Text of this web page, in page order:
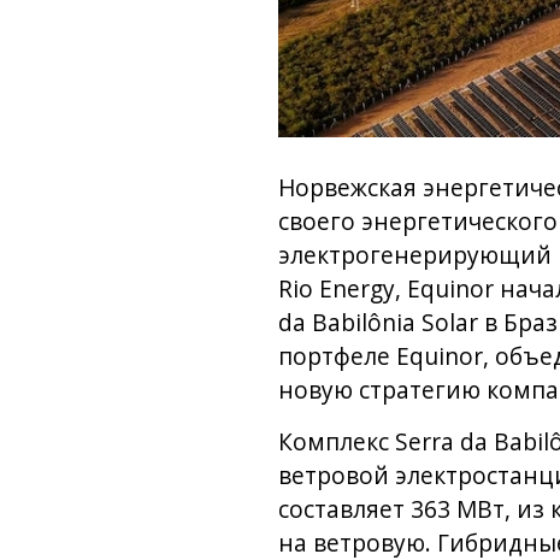
Норвежская
своего
электрогенерирующий
Rio Energy, Equinor
da Babilônia Solar в
портфеле Equinor,
новую стратегию
Комплекс Serra da
ветровой
составляет 363 МВт,
на ветровую.